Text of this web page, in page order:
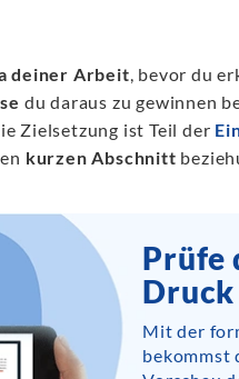
deiner Arbeit , bevor du
du daraus zu gewinnen
Zielsetzung ist Teil der
kurzen Abschnitt
Prüfe
Druck
Mit der
bekommst